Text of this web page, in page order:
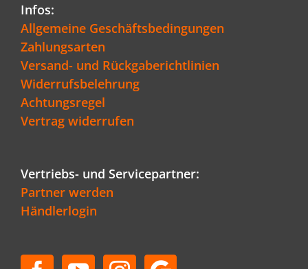
Infos:
Allgemeine Geschäftsbedingungen
Zahlungsarten
Versand- und Rückgaberichtlinien
Widerrufsbelehrung
Achtungsregel
Vertrag widerrufen
Vertriebs- und Servicepartner:
Partner werden
Händlerlogin